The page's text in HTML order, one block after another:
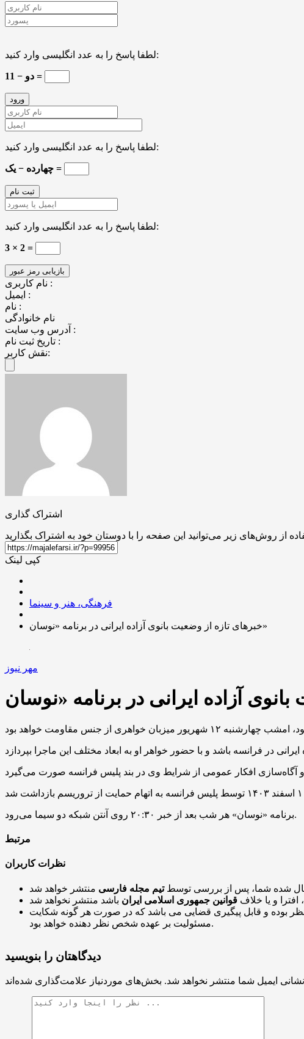
لطفا پاسخ را به عدد انگلیسی وارد کنید:
11 − دو =
لطفا پاسخ را به عدد انگلیسی وارد کنید:
چهارده − یک =
لطفا پاسخ را به عدد انگلیسی وارد کنید:
3 × 2 =
نام کاربری :
ایمیل :
نام :
نام خانوادگی
آدرس وب سایت :
تاریخ ثبت نام :
نقش کاربر:
اشتراک گذاری
کپی لینک
فرهنگی، هنر و سینما
خبرهای تازه از وضعیت بانوی آزاده ایرانی در برنامه «نوسان»
مهر نیوز
برنامه «نوسان» هر شب بعد از خبر ۲۰:۳۰ روی آنتن شبکه دو سیما می‌رود.
مرتبط
نظرات کاربران
شده شما، پس از بررسی توسطتیم مجله فارسی
افترا و یا خلاف قوانین جمهوری اسلامی ایران
بوده و قابل پیگیری قضایی می باشد که در صورت هر گونه شکایت
مسئولیت بر عهده شخص نظر دهنده خواهد بود.
دیدگاهتان را بنویسید
نشانی ایمیل شما منتشر نخواهد شد.